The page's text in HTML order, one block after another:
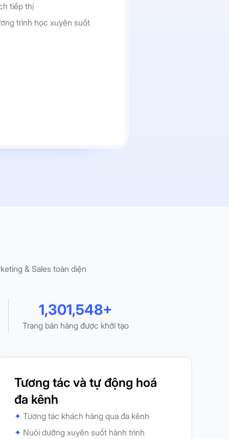
tiếp thị
trình học xuyên suốt
& Sales toàn diện
1,301,548+
Trang bán hàng được khởi tạo
Tương tác và tự động hoá
đa kênh
✦ Tương tác khách hàng qua đa kênh
✦ Nuôi dưỡng xuyên suốt hành trình